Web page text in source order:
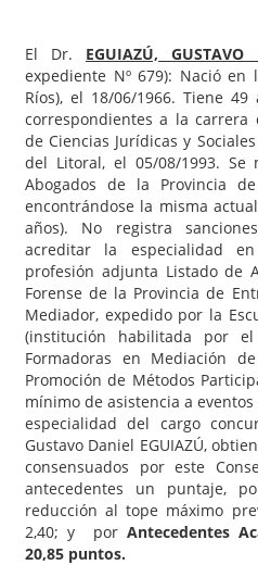
El Dr. EGUIAZÚ, GUSTAVO
expediente Nº 679): Nació
Ríos), el 18/06/1966. Tiene
correspondientes a la carrera
de Ciencias Jurídicas y
del Litoral, el 05/08/1993.
Abogados de la Provincia
encontrándose la misma
años). No registra
acreditar la especialidad
profesión adjunta Listado de
Forense de la Provincia de
Mediador, expedido por la
(institución habilitada por
Formadoras en Mediación
Promoción de Métodos
mínimo de asistencia a
especialidad del cargo
Gustavo Daniel EGUIAZÚ,
consensuados por este
antecedentes un puntaje,
reducción al tope máximo
2,40; y por Antecedentes
20,85 puntos.